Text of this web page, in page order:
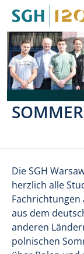
Die SGH
herzlich alle
aus dem
anderen
polnischen